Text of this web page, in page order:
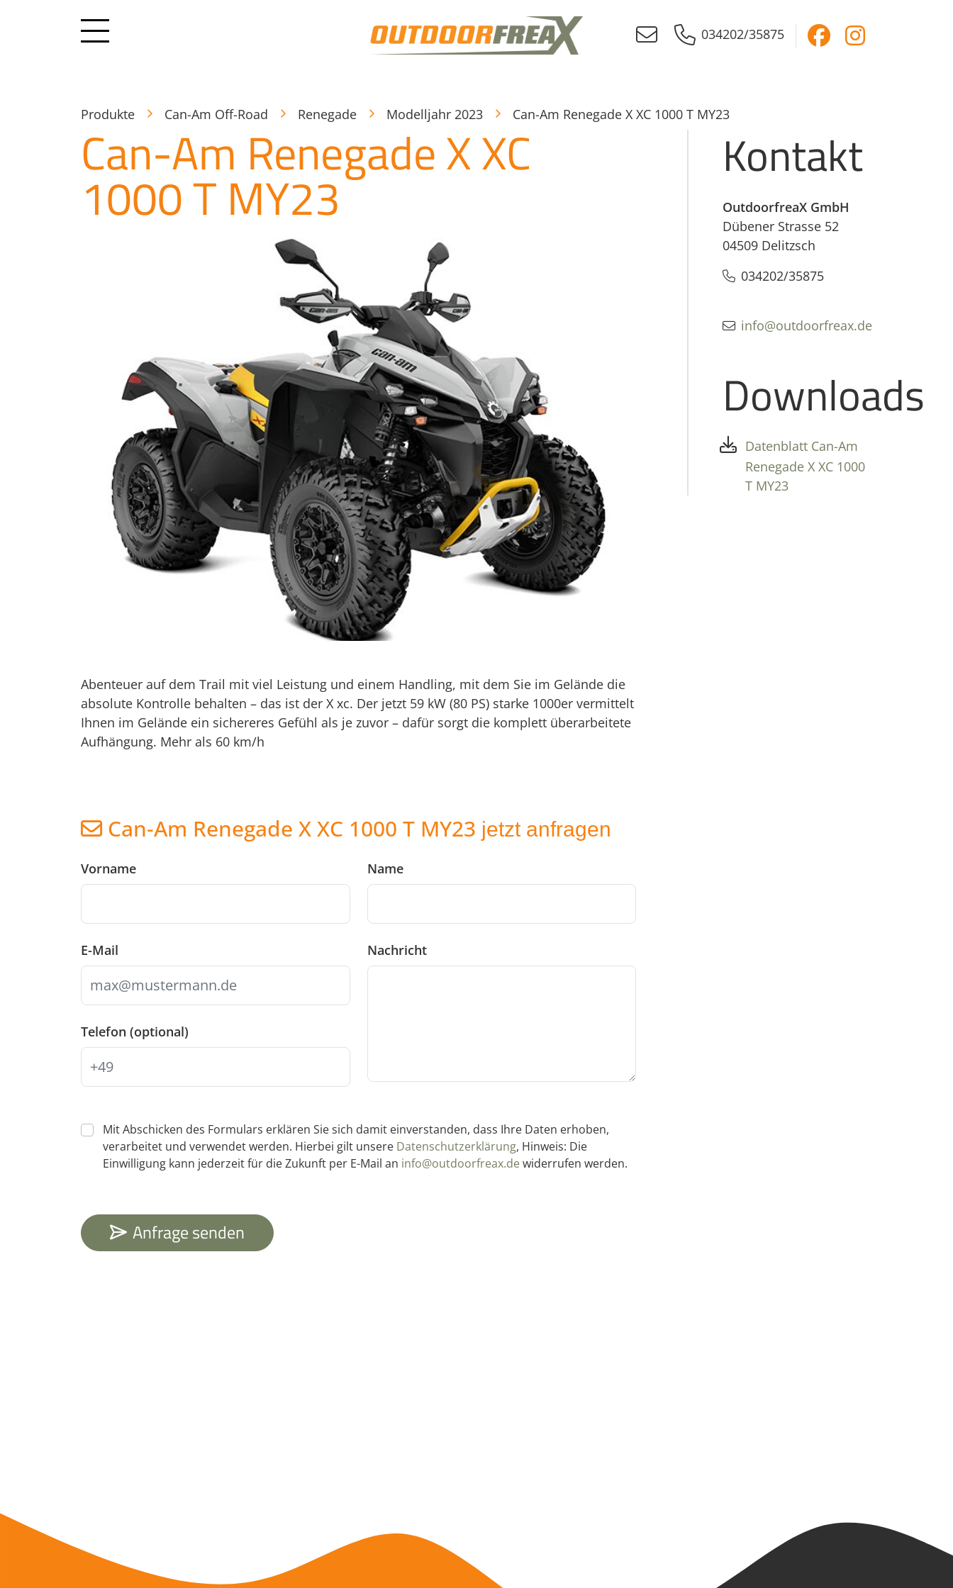
034202/35875
Produkte Can-Am Off-Road Renegade Modelljahr 2023 Can-Am Renegade X XC 1000 T MY23
Can-Am Renegade X XC
1000 T MY23
Abenteuer auf dem Trail mit viel Leistung und einem Handling, mit dem Sie im Gelände die
absolute Kontrolle behalten – das ist der X xc. Der jetzt 59 kW (80 PS) starke 1000er vermittelt
Ihnen im Gelände ein sichereres Gefühl als je zuvor – dafür sorgt die komplett überarbeitete
Aufhängung. Mehr als 60 km/h
Can-Am Renegade X XC 1000 T MY23 jetzt anfragen
Vorname Name
E-Mail
Telefon (optional)
Nachricht
Mit Abschicken des Formulars erklären Sie sich damit einverstanden, dass Ihre Daten erhoben,
verarbeitet und verwendet werden. Hierbei gilt unsere Datenschutzerklärung, Hinweis: Die
Einwilligung kann jederzeit für die Zukunft per E-Mail an info@outdoorfreax.dewiderrufen werden.
Anfrage senden
Kontakt
OutdoorfreaX GmbH
Dübener Strasse 52
04509 Delitzsch
034202/35875
info@outdoorfreax.de
Downloads
Datenblatt Can-Am
Renegade X XC 1000
T MY23